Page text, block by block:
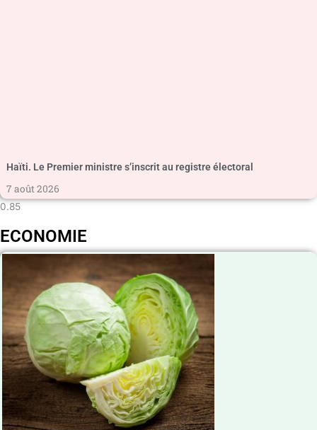
Haïti. Le Premier ministre s’inscrit au registre électoral
7 août 2026
ECONOMIE